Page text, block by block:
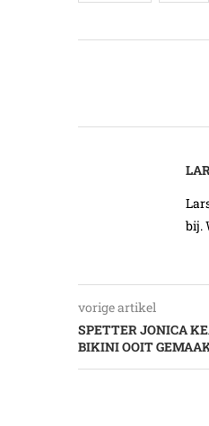
bij.
vorige artikel
SPETTER JONICA
BIKINI OOIT